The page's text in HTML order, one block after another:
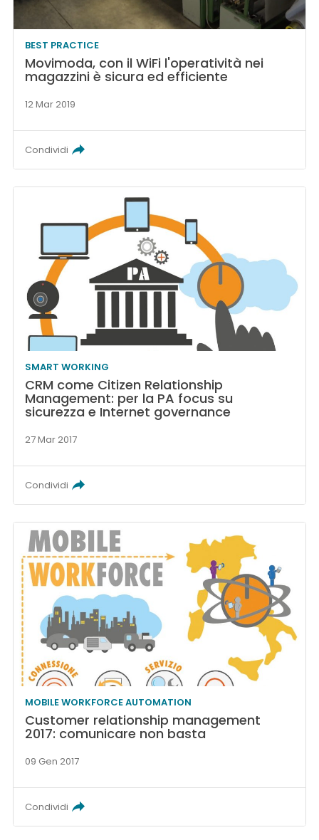
BEST PRACTICE
Movimoda, con il WiFi l'operatività nei
magazzini è sicura ed efficiente
12 Mar 2019
Condividi
SMART WORKING
CRM come Citizen Relationship
Management: per la PA focus su
sicurezza e Internet governance
27 Mar 2017
Condividi
MOBILE WORKFORCE AUTOMATION
Customer relationship management
2017: comunicare non basta
09 Gen 2017
Condividi